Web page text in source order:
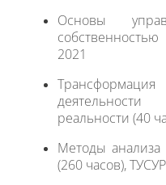
Основы
2021
реальности (40
Методы
(260 часов),